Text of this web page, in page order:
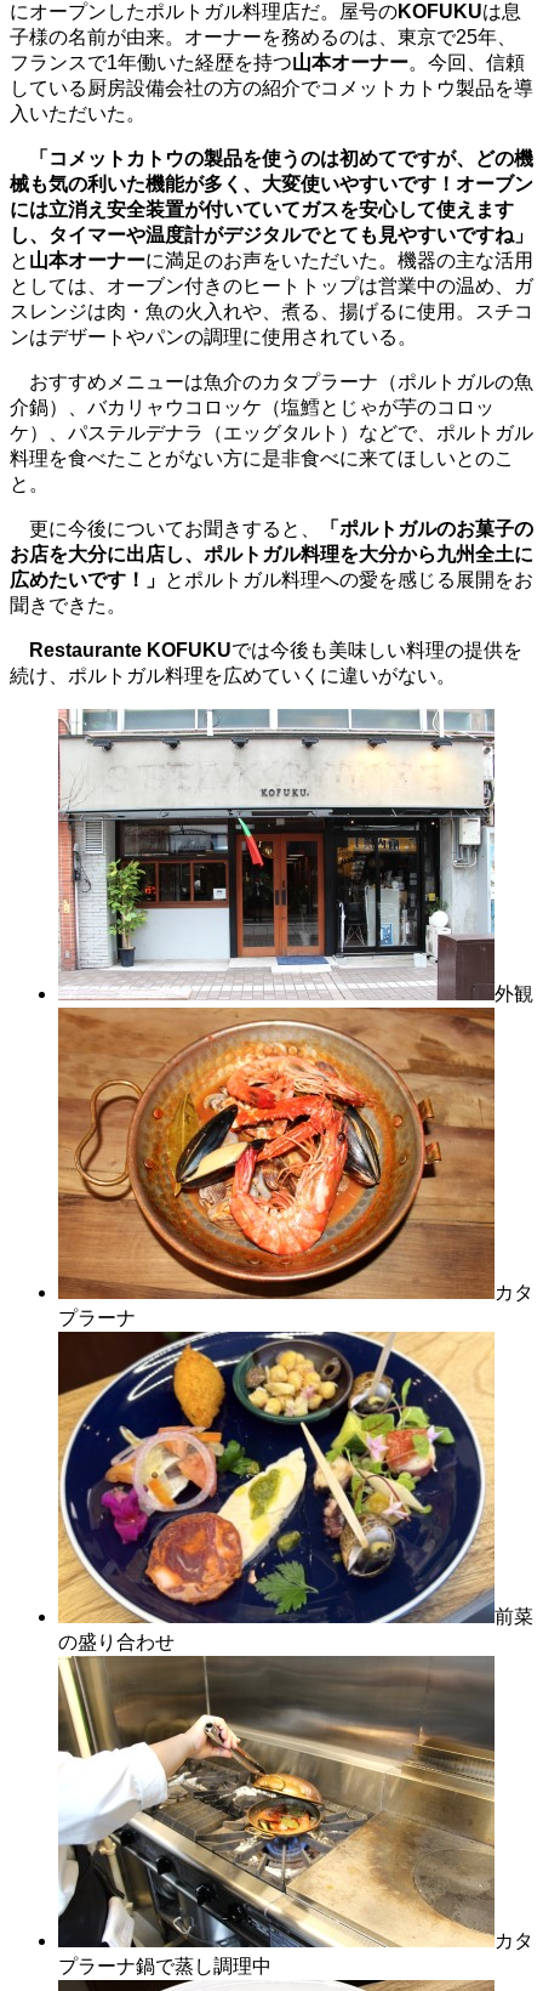
にオープンしたポルトガル料理店だ。屋号のKOFUKUは息
子様の名前が由来。オーナーを務めるのは、東京で25年、
フランスで1年働いた経歴を持つ山本オーナー。今回、信頼
している厨房設備会社の方の紹介でコメットカトウ製品を導
入いただいた。
「コメットカトウの製品を使うのは初めてですが、どの機
械も気の利いた機能が多く、大変使いやすいです！オーブン
には立消え安全装置が付いていてガスを安心して使えます
し、タイマーや温度計がデジタルでとても見やすいですね」
と 山本オーナーに満足のお声をいただいた。機器の主な活用
としては、オーブン付きのヒートトップは営業中の温め、ガ
スレンジは肉・魚の火入れや、煮る、揚げるに使用。スチコ
ンはデザートやパンの調理に使用されている。
おすすめメニューは魚介のカタプラーナ（ポルトガルの魚
介鍋）、バカリャウコロッケ（塩鱈とじゃが芋のコロッ
ケ）、パステルデナラ（エッグタルト）などで、ポルトガル
料理を食べたことがない方に是非食べに来てほしいとのこ
と。
更に今後についてお聞きすると、
「ポルトガルのお菓子の
お店を大分に出店し、ポルトガル料理を大分から九州全土に
広めたいです！」 とポルトガル料理への愛を感じる展開をお
聞きできた。
Restaurante KOFUKUでは今後も美味しい料理の提供を
続け、ポルトガル料理を広めていくに違いがない。
外観
カタ
プラーナ
前菜
の盛り合わせ
カタ
プラーナ鍋で蒸し調理中